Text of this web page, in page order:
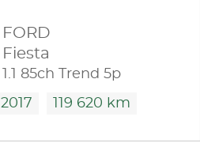
FORD
Fiesta
1.1 85ch Trend 5p
2017 119 620 km